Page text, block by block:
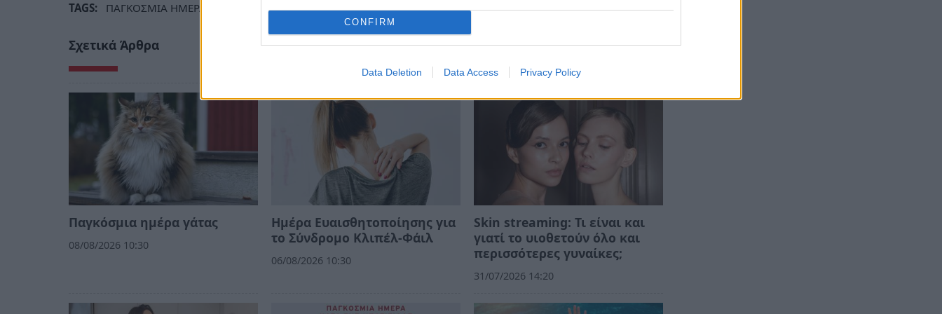
CONFIRM
Data Deletion Data Access Privacy Policy
TAGS: ΠΑΓΚΟΣΜΙΑ ΗΜΕΡΑ ΕΓΚΕΦΑΛΟΣ ΥΓΕΙΑ
Σχετικά Άρθρα
Παγκόσμια ημέρα γάτας
08/08/2026 10:30
Ημέρα Ευαισθητοποίησης για
το Σύνδρομο Κλιπέλ-Φάιλ
06/08/2026 10:30
Skin streaming: Τι είναι και
γιατί το υιοθετούν όλο και
περισσότερες γυναίκες;
31/07/2026 14:20